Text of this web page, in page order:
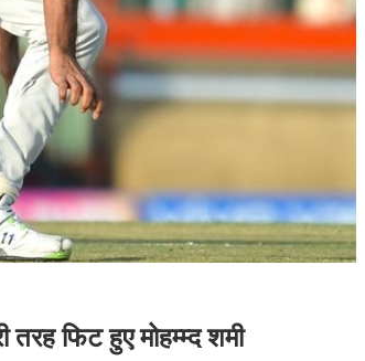
फिट हुए मोहम्म्द शमी